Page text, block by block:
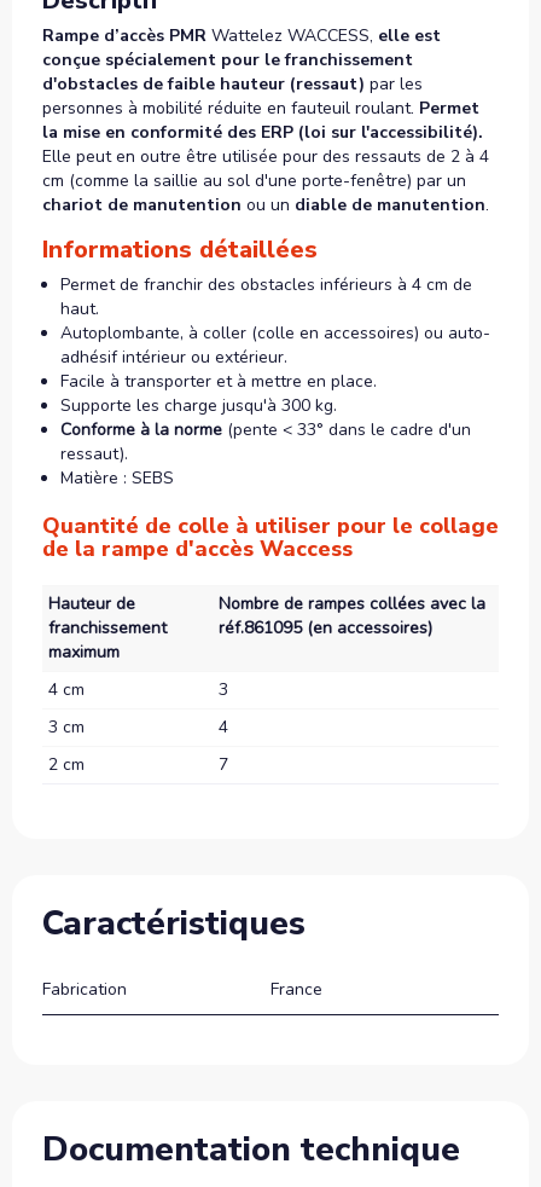
Rampe d’accès PMR Wattelez WACCESS, elle est
conçue spécialement pour le franchissement
d'obstacles de faible hauteur (ressaut) par les
personnes à mobilité réduite en fauteuil roulant. Permet
la mise en conformité des ERP (loi sur l'accessibilité).
Elle peut en outre être utilisée pour des ressauts de 2 à 4
cm (comme la saillie au sol d'une porte-fenêtre) par un
chariot de manutention ou un diable de manutention.
Informations détaillées
Permet de franchir des obstacles inférieurs à 4 cm de
haut.
Autoplombante, à coller (colle en accessoires) ou auto-
adhésif intérieur ou extérieur.
Facile à transporter et à mettre en place.
Supporte les charge jusqu'à 300 kg.
Conforme à la norme (pente < 33° dans le cadre d'un
ressaut).
Matière : SEBS
Quantité de colle à utiliser pour le collage
de la rampe d'accès Waccess
Hauteur de
franchissement
maximum
Nombre de rampes collées avec la
réf.861095 (en accessoires)
4 cm
3
3 cm
4
2 cm
7
Caractéristiques
Fabrication France
Documentation technique